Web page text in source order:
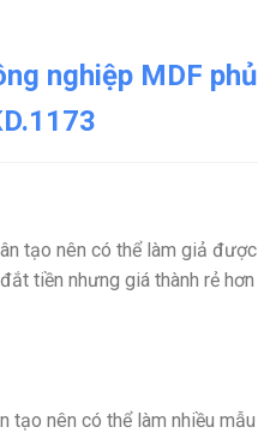
nghiệp MDF phủ
tạo nên có thể làm giả được
tiền nhưng giá thành rẻ hơn
tạo nên có thể làm nhiều mẫu